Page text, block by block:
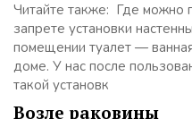
Читайте также: Где можно
запрете установки
помещении туалет —
доме. У нас после
такой установк
Возле раковины